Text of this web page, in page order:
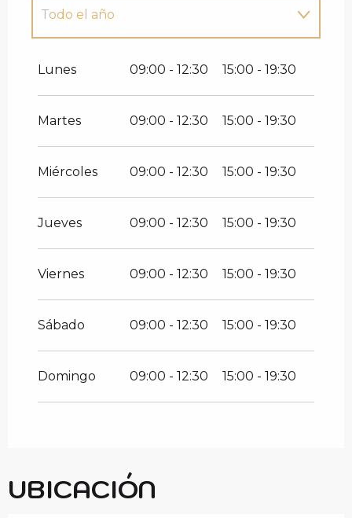
Todo el año
Lunes 09:00 - 12:30 15:00 - 19:30
Martes 09:00 - 12:30 15:00 - 19:30
Miércoles 09:00 - 12:30 15:00 - 19:30
Jueves 09:00 - 12:30 15:00 - 19:30
Viernes 09:00 - 12:30 15:00 - 19:30
Sábado 09:00 - 12:30 15:00 - 19:30
Domingo 09:00 - 12:30 15:00 - 19:30
UBICACIÓN